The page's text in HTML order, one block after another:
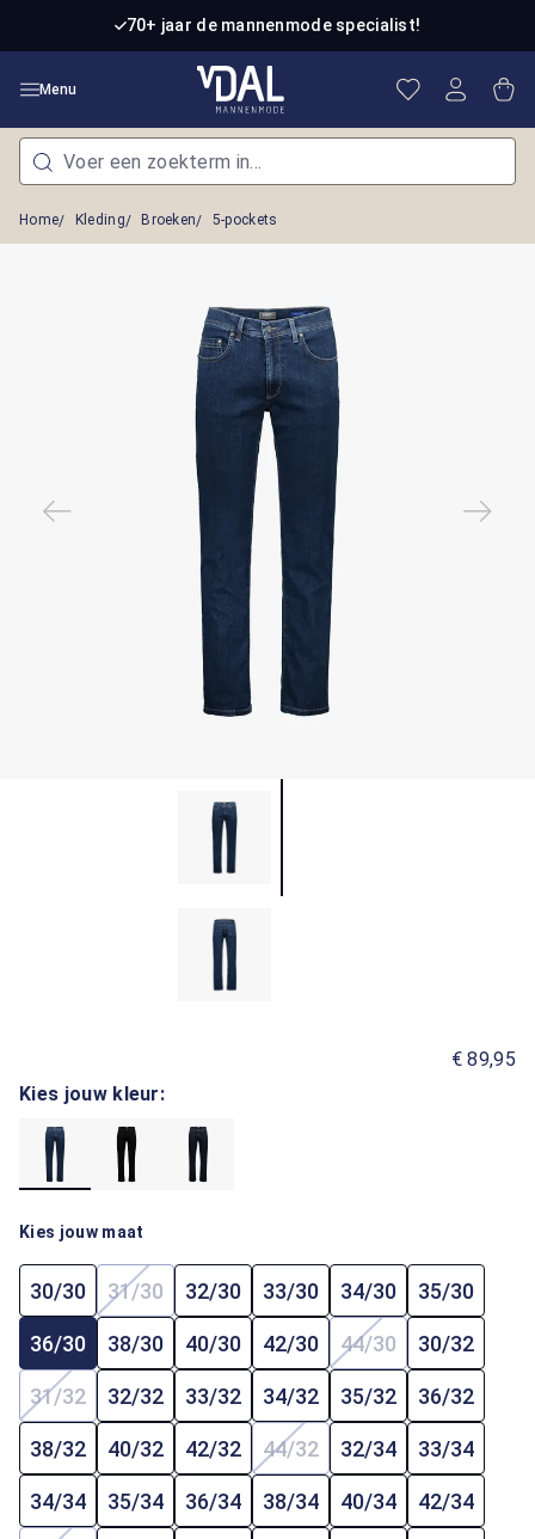
Ga naar de hoofdinhoud70+ jaar de mannenmode specialist!
Menu Je hebt 0
Home Kleding Broeken 5-pockets
€ 89,95
Kies jouw kleur:
Kies jouw maat
30/30 31/30(Deze optie is momenteel niet beschikbaar.)
32/30 33/30 34/30 35/30
36/30 38/30 40/30 42/30 44/30(Deze optie is
30/32
31/32(Deze optie is momenteel niet beschikbaar.)
32/32 33/32 34/32 35/32 36/32
38/32 40/32 42/32 44/32(Deze optie is momenteel
32/34 33/34
34/34 35/34 36/34 38/34 40/34 42/34